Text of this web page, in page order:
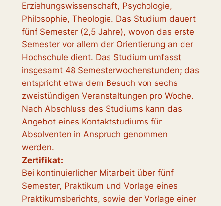
Erziehungswissenschaft, Psychologie,
Philosophie, Theologie. Das Studium dauert
fünf Semester (2,5 Jahre), wovon das erste
Semester vor allem der Orientierung an der
Hochschule dient. Das Studium umfasst
insgesamt 48 Semesterwochenstunden; das
entspricht etwa dem Besuch von sechs
zweistündigen Veranstaltungen pro Woche.
Nach Abschluss des Studiums kann das
Angebot eines Kontaktstudiums für
Absolventen in Anspruch genommen
werden.
Zertifikat:
Bei kontinuierlicher Mitarbeit über fünf
Semester, Praktikum und Vorlage eines
Praktikumsberichts, sowie der Vorlage einer